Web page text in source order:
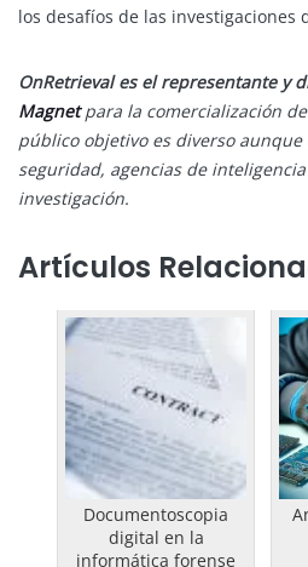
los desafíos de las investigaciones
OnRetrieval es el representante y
Magnetpara la comercialización
público objetivo es diverso
seguridad, agencias de
investigación.
Artículos
Documentoscopia
digital en la
informática forense